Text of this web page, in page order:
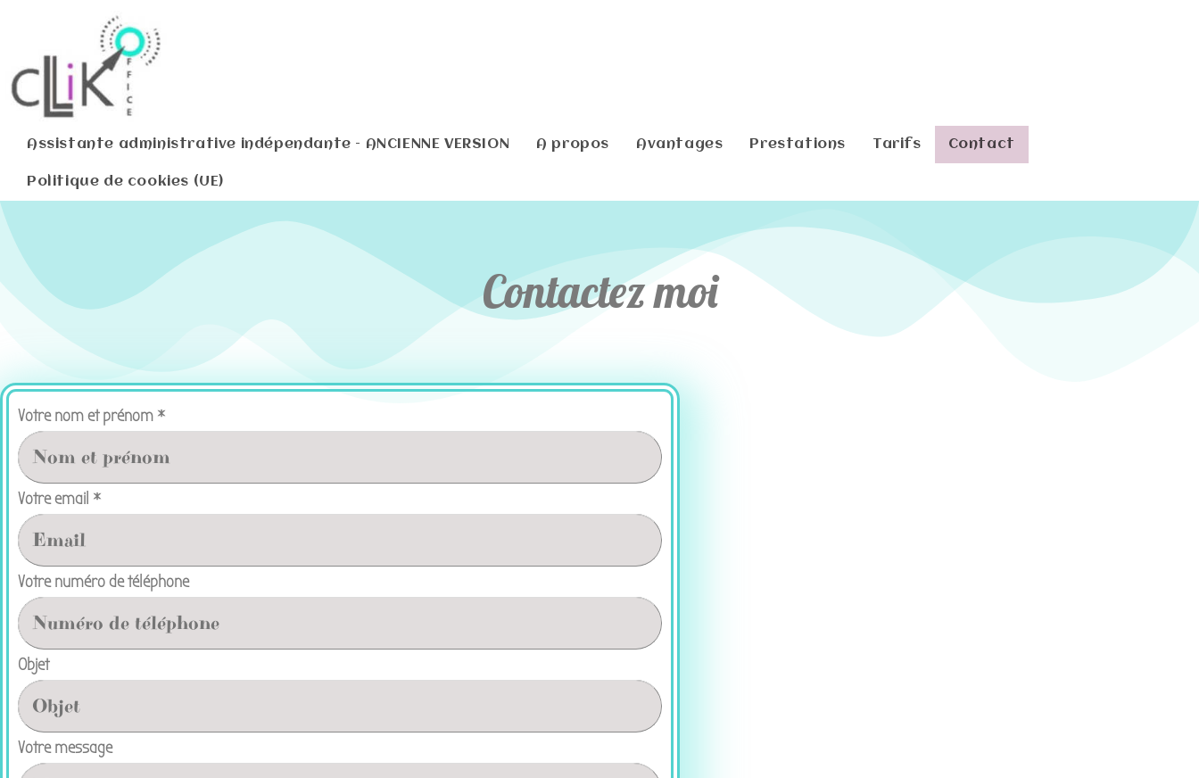
Assistante administrative indépendante – ANCIENNE VERSION A propos Avantages Prestations Tarifs Contact
Politique de cookies (UE)
Contactez moi
Votre nom et prénom *
Votre email *
Votre numéro de téléphone
Objet
Votre message